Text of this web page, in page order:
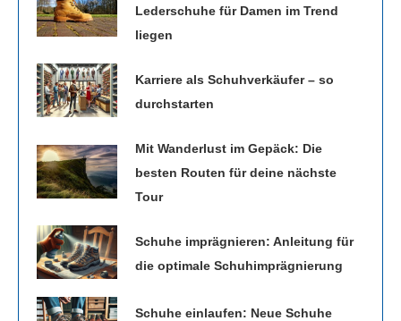
Lederschuhe für Damen im Trend
liegen
Karriere als Schuhverkäufer – so
durchstarten
Mit Wanderlust im Gepäck: Die
besten Routen für deine nächste
Tour
Schuhe imprägnieren: Anleitung für
die optimale Schuhimprägnierung
Schuhe einlaufen: Neue Schuhe